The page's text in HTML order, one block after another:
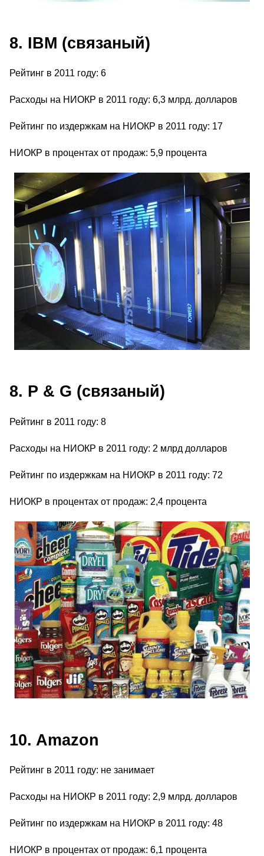
8. IBM (связаный)
Рейтинг в 2011 году: 6
Расходы на НИОКР в 2011 году: 6,3 млрд. долларов
Рейтинг по издержкам на НИОКР в 2011 году: 17
НИОКР в процентах от продаж: 5,9 процента
8. P & G (связаный)
Рейтинг в 2011 году: 8
Расходы на НИОКР в 2011 году: 2 млрд долларов
Рейтинг по издержкам на НИОКР в 2011 году: 72
НИОКР в процентах от продаж: 2,4 процента
10. Amazon
Рейтинг в 2011 году: не занимает
Расходы на НИОКР в 2011 году: 2,9 млрд. долларов
Рейтинг по издержкам на НИОКР в 2011 году: 48
НИОКР в процентах от продаж: 6,1 процента